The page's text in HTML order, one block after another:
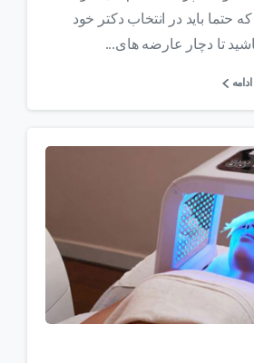
حتما باید در انتخاب دکتر خود
تا دچار عارضه های...